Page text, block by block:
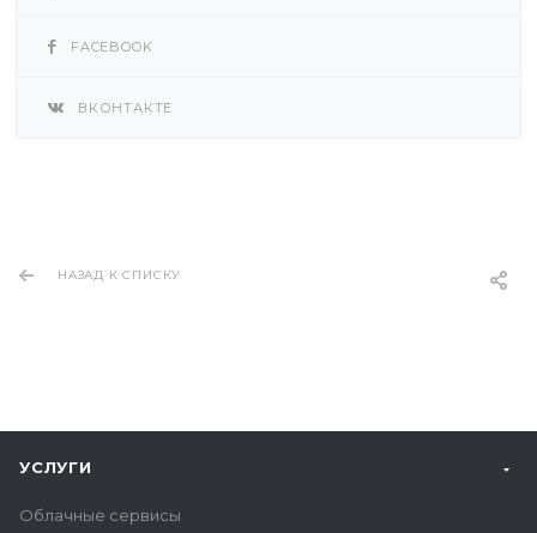
FACEBOOK
ВКОНТАКТЕ
НАЗАД К СПИСКУ
УСЛУГИ
Облачные сервисы